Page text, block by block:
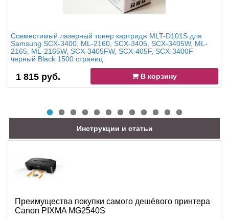
Совместимый лазерный тонер картридж MLT-D101S для
Samsung SCX-3400, ML-2160, SCX-3405, SCX-3405W, ML-
2165, ML-2165W, SCX-3405FW, SCX-405F, SCX-3400F
черный Black 1500 страниц
1 815 руб. В корзину
Инструкции и статьи
Преимущества покупки самого дешёвого принтера
Canon PIXMA MG2540S